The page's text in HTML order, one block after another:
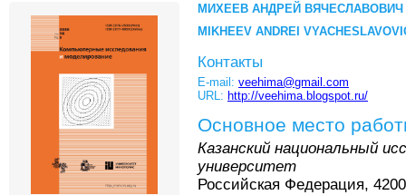
МИХЕЕВ АНДРЕЙ ВЯЧЕСЛАВОВИЧ
MIKHEEV ANDREI
Контакты
E-mail: veehima@gmail.com
URL: http://veehima.blogspot.ru/
Основное место
Казанский национальный
университет
Российская Федерация,